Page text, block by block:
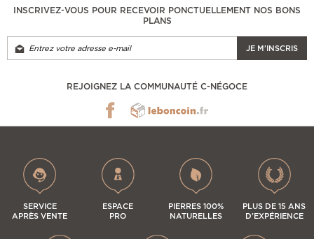
INSCRIVEZ-VOUS POUR RECEVOIR PONCTUELLEMENT NOS BONS
PLANS
JE M'INSCRIS
REJOIGNEZ LA COMMUNAUTÉ C-NÉGOCE
SERVICE
APRÈS VENTE
ESPACE
PRO
PIERRES 100%
NATURELLES
PLUS DE 15 ANS
D'EXPÉRIENCE